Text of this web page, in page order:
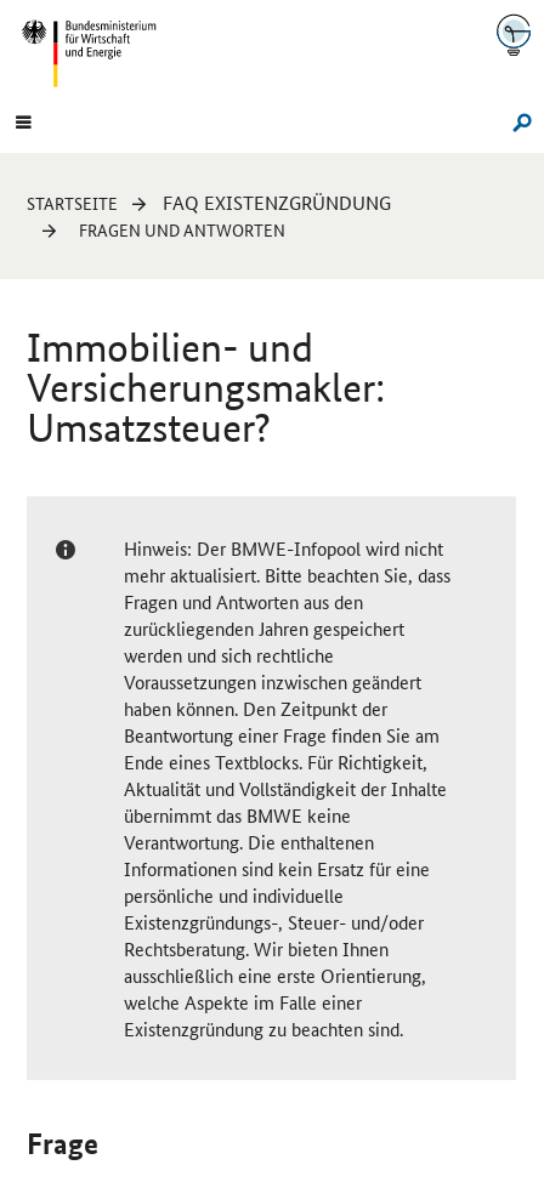
Navigation
Hauptmenü
Sie
sind
STARTSEITE FAQ EXISTENZGRÜNDUNG
FRAGEN UND ANTWORTEN
Immobilien- und
Versicherungsmakler:
Umsatzsteuer?
Hinweis: Der BMWE-Infopool wird nicht
mehr aktualisiert. Bitte beachten Sie, dass
Fragen und Antworten aus den
zurückliegenden Jahren gespeichert
werden und sich rechtliche
Voraussetzungen inzwischen geändert
haben können. Den Zeitpunkt der
Beantwortung einer Frage finden Sie am
Ende eines Textblocks. Für Richtigkeit,
Aktualität und Vollständigkeit der Inhalte
übernimmt das BMWE keine
Verantwortung. Die enthaltenen
Informationen sind kein Ersatz für eine
persönliche und individuelle
Existenzgründungs-, Steuer- und/oder
Rechtsberatung. Wir bieten Ihnen
ausschließlich eine erste Orientierung,
welche Aspekte im Falle einer
Existenzgründung zu beachten sind.
Frage